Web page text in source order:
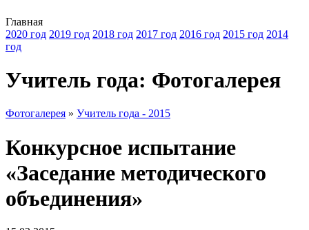
Главная
2020 год 2019 год 2018 год 2017 год 2016 год 2015 год 2014
год
Учитель года: Фотогалерея
Фотогалерея » Учитель года - 2015
Конкурсное испытание
«Заседание методического
объединения»